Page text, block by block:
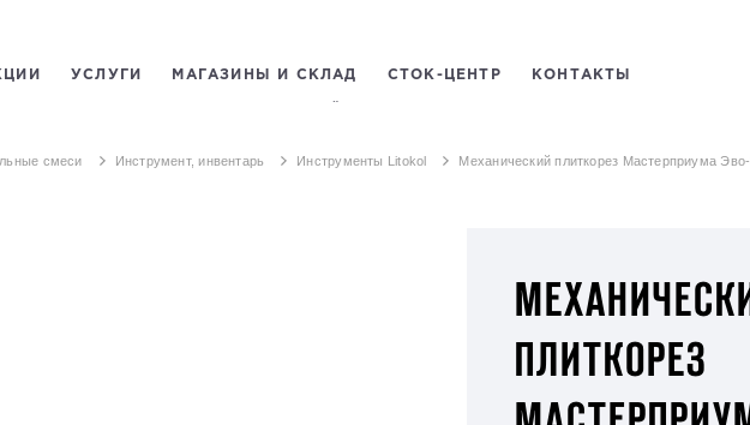
УСЛУГИ МАГАЗИНЫ И СКЛАД СТОК-ЦЕНТР КОНТАКТЫ
смеси Инструмент, инвентарь Инструменты Litokol Механический плиткорез Мастерприума
ПЛИТКОРЕЗ